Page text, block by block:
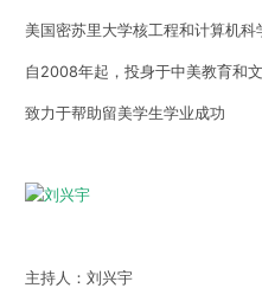
美国密苏里大学核工程和计算机科
自2008年起，投身于中美教育和
致力于帮助留美学生学业成功
主持人：刘兴宇